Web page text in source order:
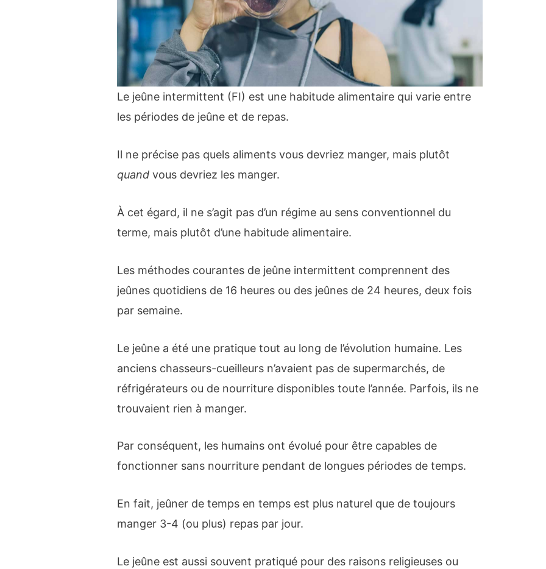
Le jeûne intermittent (FI) est une habitude alimentaire qui varie entre
les périodes de jeûne et de repas.
Il ne précise pas quels aliments vous devriez manger, mais plutôt
quand vous devriez les manger.
À cet égard, il ne s’agit pas d’un régime au sens conventionnel du
terme, mais plutôt d’une habitude alimentaire.
Les méthodes courantes de jeûne intermittent comprennent des
jeûnes quotidiens de 16 heures ou des jeûnes de 24 heures, deux fois
par semaine.
Le jeûne a été une pratique tout au long de l’évolution humaine. Les
anciens chasseurs-cueilleurs n’avaient pas de supermarchés, de
réfrigérateurs ou de nourriture disponibles toute l’année. Parfois, ils ne
trouvaient rien à manger.
Par conséquent, les humains ont évolué pour être capables de
fonctionner sans nourriture pendant de longues périodes de temps.
En fait, jeûner de temps en temps est plus naturel que de toujours
manger 3-4 (ou plus) repas par jour.
Le jeûne est aussi souvent pratiqué pour des raisons religieuses ou